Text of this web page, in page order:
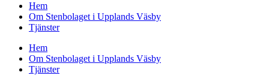
Hem
Om Stenbolaget i Upplands Väsby
Tjänster
Hem
Om Stenbolaget i Upplands Väsby
Tjänster